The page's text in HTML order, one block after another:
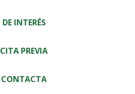
DE INTERÉS
CITA PREVIA
CONTACTA